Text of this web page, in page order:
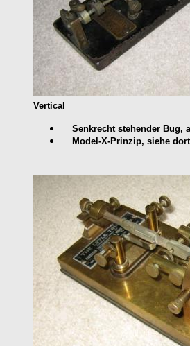
Vertical
Senkrecht stehender Bug,
Model-X-Prinzip, siehe dort